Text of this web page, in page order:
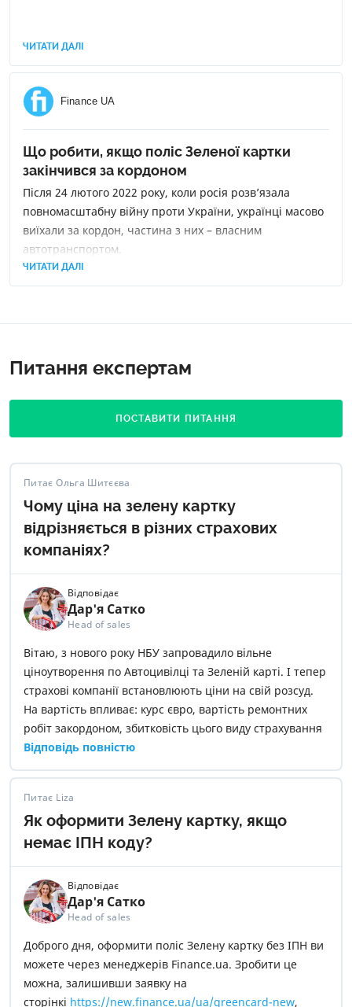
ЧИТАТИ ДАЛІ
Finance UA
Що робити, якщо поліс Зеленої картки
закінчився за кордоном
Після 24 лютого 2022 року, коли росія розв’язала
повномасштабну війну проти України, українці масово
виїхали за кордон, частина з них – власним
автотранспортом.
ЧИТАТИ ДАЛІ
Питання експертам
ПОСТАВИТИ ПИТАННЯ
Питає Ольга Шитєєва
Чому ціна на зелену картку
відрізняється в різних страхових
компаніях?
Відповідає
Дар'я Сатко
Head of sales
Вітаю, з нового року НБУ запровадило вільне
ціноутворення по Автоцивілці та Зеленій карті. І тепер
страхові компанії встановлюють ціни на свій розсуд.
На вартість впливає: курс євро, вартість ремонтних
робіт закордоном, збитковість цього виду страхування
в обраній страховій компанії
Відповідь повністю
Питає Liza
Як оформити Зелену картку, якщо
немає ІПН коду?
Відповідає
Дар'я Сатко
Head of sales
Доброго дня, оформити поліс Зелену картку без ІПН ви
можете через менеджерів Finance.ua. Зробити це
можна, залишивши заявку на
сторінкі https://new.finance.ua/ua/greencard-new,